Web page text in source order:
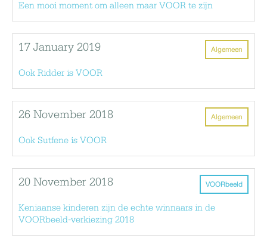
Een mooi moment om alleen maar VOOR te zijn
Algemeen
17 January 2019
Ook Ridder is VOOR
Algemeen
26 November 2018
Ook Sutfene is VOOR
VOORbeeld
20 November 2018
Keniaanse kinderen zijn de echte winnaars in de
VOORbeeld-verkiezing 2018